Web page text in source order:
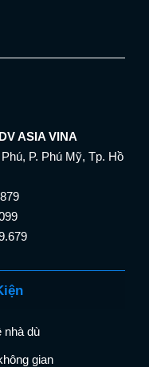
ASIA VINA
P. Phú Mỹ, Tp. Hồ
nhà dù
gian